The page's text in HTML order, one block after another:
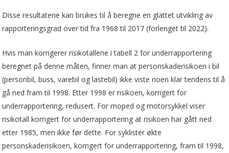
Disse resultatene kan brukes til å beregne en glattet utvikling av
rapporteringsgrad over tid fra 1968 til 2017 (forlenget til 2022).
Hvis man korrigerer risikotallene i tabell 2 for underrapportering
beregnet på denne måten, finner man at personskaderisikoen i bil
(personbil, buss, varebil og lastebil) ikke viste noen klar tendens til å
gå ned fram til 1998. Etter 1998 er risikoen, korrigert for
underrapportering, redusert. For moped og motorsykkel viser
risikotall korrigert for underrapportering at risikoen har gått ned
etter 1985, men ikke før dette. For syklister økte
personskaderisikoen, korrigert for underrapportering, fram til 1998,